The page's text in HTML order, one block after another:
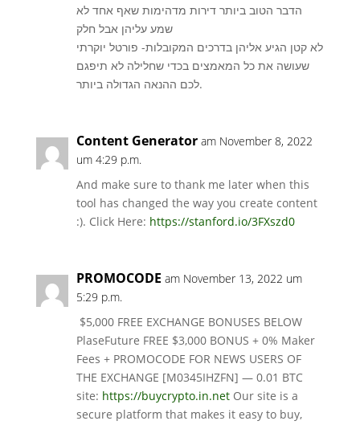
הדבר הטוב ביותר דירות מדהימות שאף אחד לא
שמע עליהן אבל חלק
לא קטן הגיע אליהן בדרכים המקובלות- פורטל יוקרתי
שעושה את כל המאמצים בכדי שחלילה לא תיפגם
לכם ההנאה הגדולה ביותר.
Content Generator am November 8, 2022
um 4:29 p.m.
And make sure to thank me later when this
tool has changed the way you create content
:). Click Here: https://stanford.io/3FXszd0
PROMOCODE am November 13, 2022 um
5:29 p.m.
$5,000 FREE EXCHANGE BONUSES BELOW
PlaseFuture FREE $3,000 BONUS + 0% Maker
Fees + PROMOCODE FOR NEWS USERS OF
THE EXCHANGE [M0345IHZFN] — 0.01 BTC
site: https://buycrypto.in.netOur site is a
secure platform that makes it easy to buy,